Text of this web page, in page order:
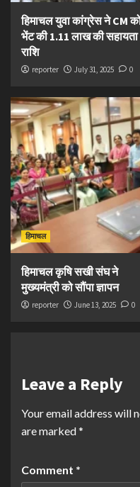
हिमाचल युवा कांग्रेस ने CM
भेंट की 1.11 लाख की सहायता
राशि
reporter July 31, 2025 0
हिमाचल
हिमाचल कृषि सखी संघ ने
मुख्यमंत्री को सौंपा ज्ञापन
reporter June 13, 2025 0
Leave a Reply
Your email address will
are marked*
Comment *